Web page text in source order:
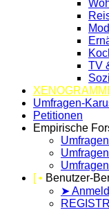
TV
Umfragen-
Petitionen
Empirische
[ • Benutzer-
➤